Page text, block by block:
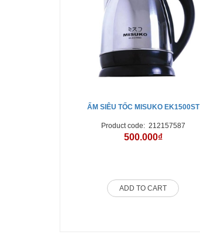
ẤM SIÊU TỐC MISUKO EK1500ST
Product code: 212157587
500.000₫
ADD TO CART